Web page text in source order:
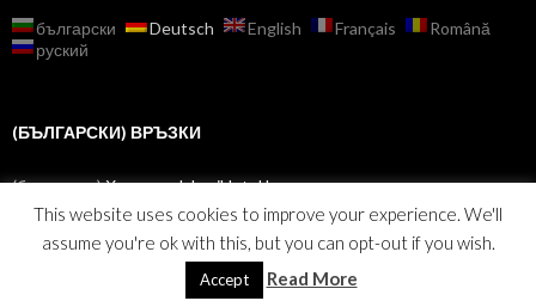
български Deutsch English Français
Română
руский
(БЪЛГАРСКИ) ВРЪЗКИ
(български)Хотели – IzberiHotel.bg
Stolz präsentiert von WordPress
This website uses cookies to improve your experience. We'll
assume you're ok with this, but you can opt-out if you wish.
Accept Read More